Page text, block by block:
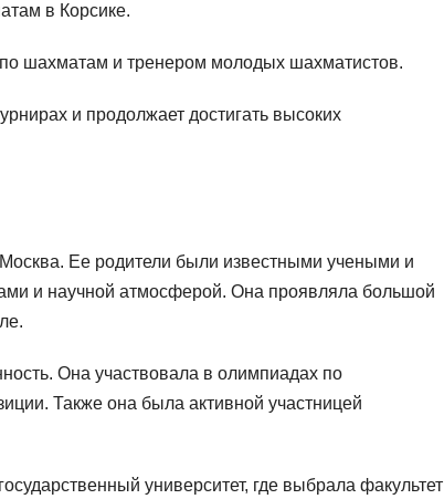
в Корсике.
шахматам и тренером молодых шахматистов.
и продолжает достигать высоких
Ее родители были известными учеными и
и научной атмосферой. Она проявляла большой
Она участвовала в олимпиадах по
Также она была активной участницей
университет, где выбрала факультет